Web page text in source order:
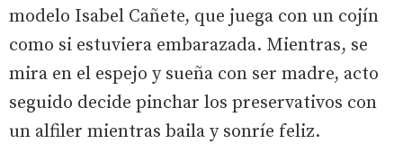
modelo Isabel Cañete, que juega con un cojín
como si estuviera embarazada. Mientras, se
mira en el espejo y sueña con ser madre, acto
seguido decide pinchar los preservativos con
un alfiler mientras baila y sonríe feliz.